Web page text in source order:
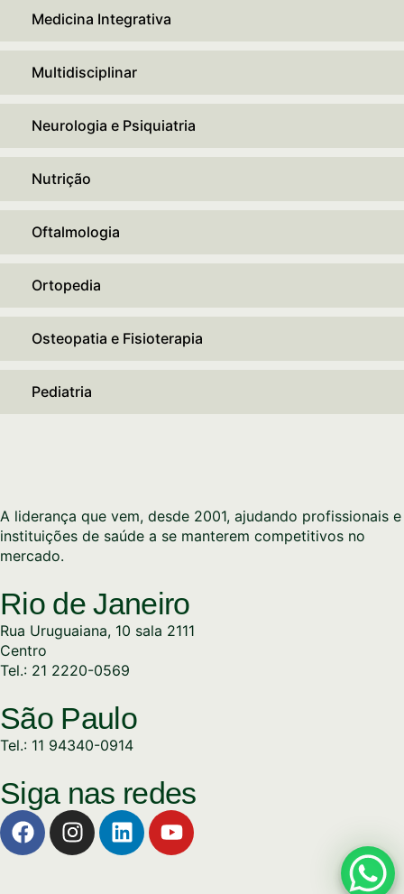
Medicina Integrativa
Multidisciplinar
Neurologia e Psiquiatria
Nutrição
Oftalmologia
Ortopedia
Osteopatia e Fisioterapia
Pediatria
A liderança que vem, desde 2001, ajudando profissionais e
instituições de saúde a se manterem competitivos no
mercado.
Rio de Janeiro
Rua Uruguaiana, 10 sala 2111
Centro
Tel.: 21 2220-0569
São Paulo
Tel.: 11 94340-0914
Siga nas redes